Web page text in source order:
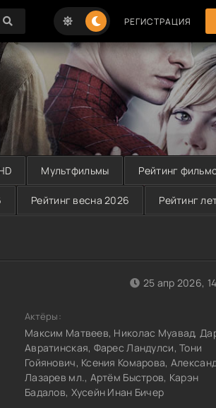
РЕГИСТРАЦИЯ
Мультфильмы Рейтинг
Рейтинг весна 2026 Рейтинг
25 апр 2026,
Актёры:
Максим Матвеев, Николас Муавад,
Авратинская, Фарес Ландулси, Тони
Гойянович, Ксения Комарова,
Лазарев мл., Артём Быстров, Карэн
Бадалов, Хусейн Инан Бичер